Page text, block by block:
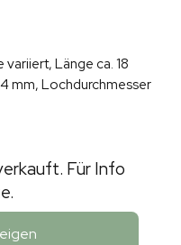
Länge ca. 18
mm, Lochdurchmesser
Für Info